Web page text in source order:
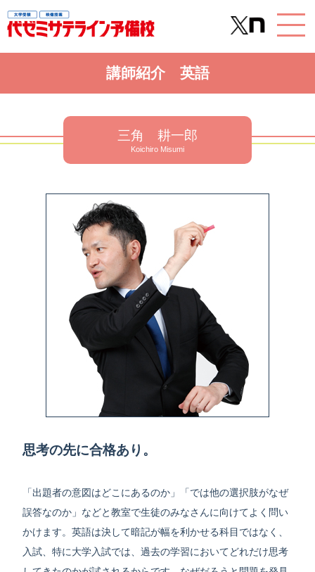
講師紹介 英語
三角 耕一郎
Koichiro Misumi
思考の先に合格あり。
「出題者の意図はどこにあるのか」「では他の選択肢がなぜ
誤答なのか」などと教室で生徒のみなさんに向けてよく問い
かけます。英語は決して暗記が幅を利かせる科目ではなく、
入試、特に大学入試では、過去の学習においてどれだけ思考